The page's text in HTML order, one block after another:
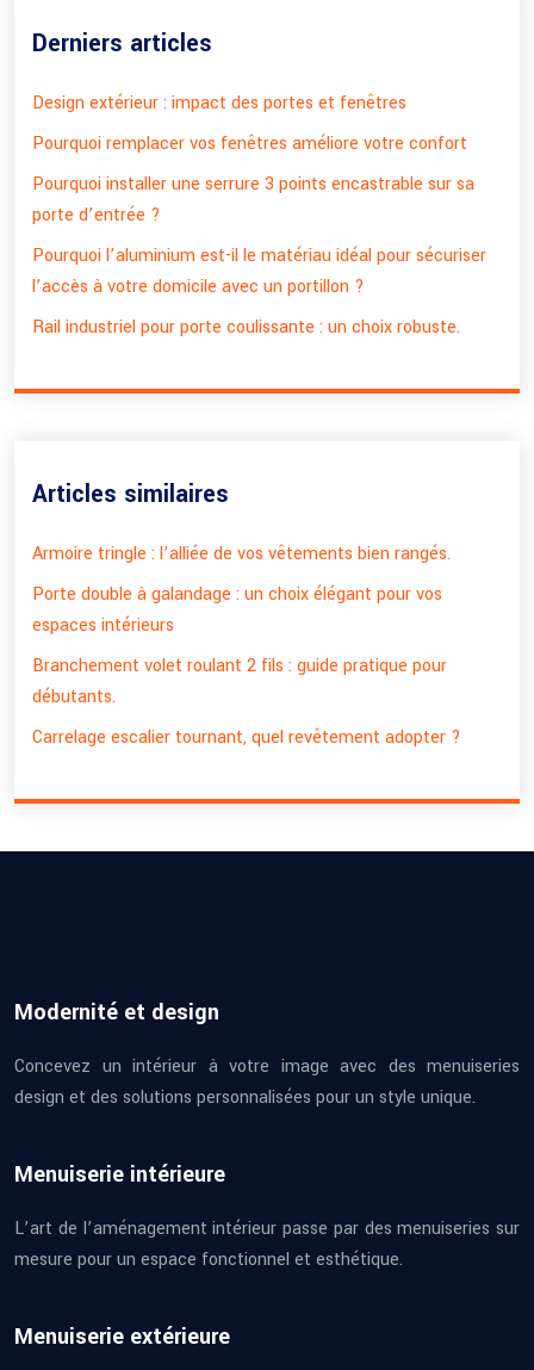
Derniers articles
Design extérieur : impact des portes et fenêtres
Pourquoi remplacer vos fenêtres améliore votre confort
Pourquoi installer une serrure 3 points encastrable sur sa
porte d’entrée ?
Pourquoi l’aluminium est-il le matériau idéal pour sécuriser
l’accès à votre domicile avec un portillon ?
Rail industriel pour porte coulissante : un choix robuste.
Articles similaires
Armoire tringle : l’alliée de vos vêtements bien rangés.
Porte double à galandage : un choix élégant pour vos
espaces intérieurs
Branchement volet roulant 2 fils : guide pratique pour
débutants.
Carrelage escalier tournant, quel revêtement adopter ?
Modernité et design
Concevez un intérieur à votre image avec des menuiseries
design et des solutions personnalisées pour un style unique.
Menuiserie intérieure
L’art de l’aménagement intérieur passe par des menuiseries sur
mesure pour un espace fonctionnel et esthétique.
Menuiserie extérieure